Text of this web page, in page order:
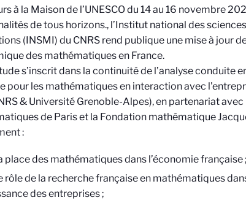
à la Maison de l’UNESCO du 14 au 16 novembre
de tous horizons., l’Institut national des
(INSMI) du CNRS rend publique une mise à jour
des mathématiques en France.
s’inscrit dans la continuité de l’analyse conduite
pour les mathématiques en interaction avec
& Université Grenoble-Alpes), en partenariat
de Paris et la Fondation mathématique
:
place des mathématiques dans l’économie française ;
rôle de la recherche française en mathématiques
des entreprises ;